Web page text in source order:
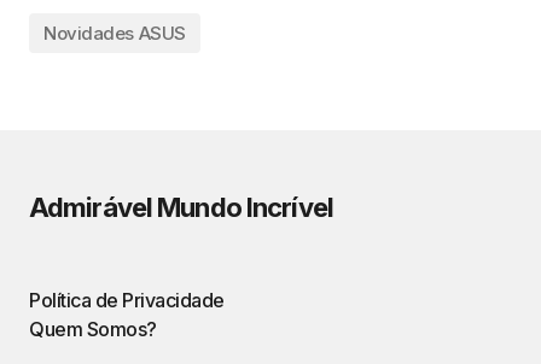
Novidades ASUS
Admirável Mundo Incrível
Política de Privacidade
Quem Somos?